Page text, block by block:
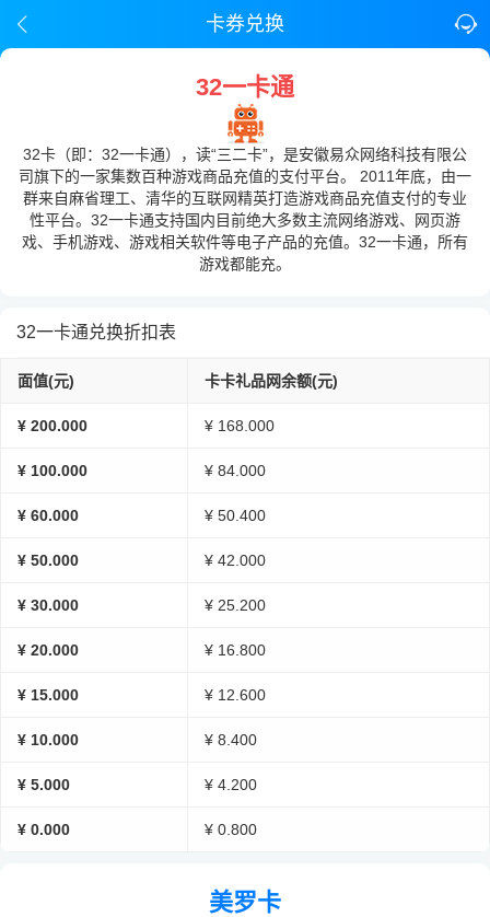
卡券兑换
32一卡通
32卡（即：32一卡通），读“三二卡”，是安徽易众网络科技有限公
司旗下的一家集数百种游戏商品充值的支付平台。 2011年底，由一
群来自麻省理工、清华的互联网精英打造游戏商品充值支付的专业
性平台。32一卡通支持国内目前绝大多数主流网络游戏、网页游
戏、手机游戏、游戏相关软件等电子产品的充值。32一卡通，所有
游戏都能充。
32一卡通兑换折扣表
面值(元) 卡卡礼品网余额(元)
¥ 200.000 ¥ 168.000
¥ 100.000 ¥ 84.000
¥ 60.000 ¥ 50.400
¥ 50.000 ¥ 42.000
¥ 30.000 ¥ 25.200
¥ 20.000 ¥ 16.800
¥ 15.000 ¥ 12.600
¥ 10.000 ¥ 8.400
¥ 5.000 ¥ 4.200
¥ 0.000 ¥ 0.800
美罗卡